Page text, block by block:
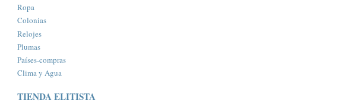
Ropa
Colonias
Relojes
Plumas
Paí­ses-compras
Clima y Agua
TIENDA ELITISTA